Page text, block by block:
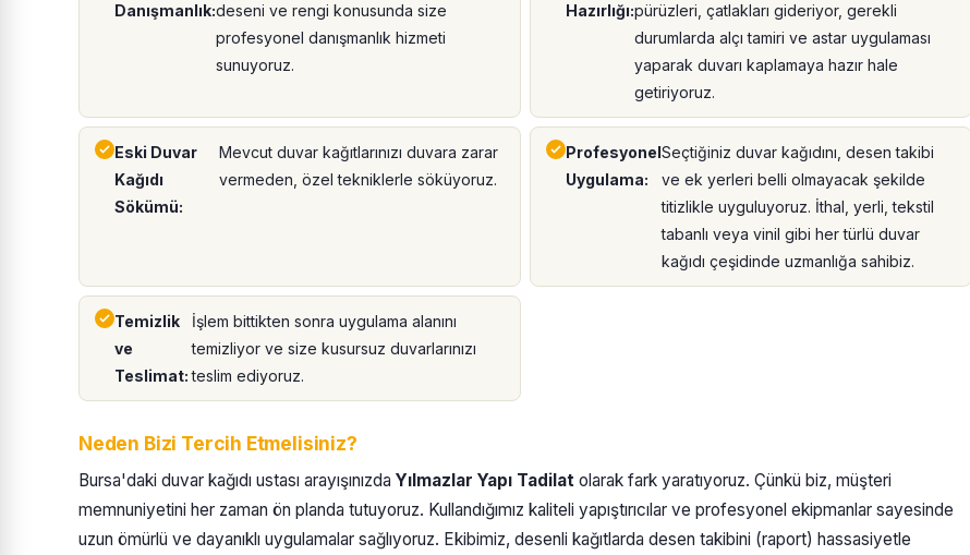
Danışmanlık:deseni ve rengi konusunda size
profesyonel danışmanlık hizmeti
sunuyoruz.
Hazırlığı:pürüzleri, çatlakları gideriyor, gerekli
durumlarda alçı tamiri ve astar uygulaması
yaparak duvarı kaplamaya hazır hale
getiriyoruz.
Eski Duvar
Kağıdı
Sökümü:
Mevcut duvar kağıtlarınızı duvara zarar
vermeden, özel tekniklerle söküyoruz.
Profesyonel
Uygulama:
Seçtiğiniz duvar kağıdını, desen takibi
ve ek yerleri belli olmayacak şekilde
titizlikle uyguluyoruz. İthal, yerli, tekstil
tabanlı veya vinil gibi her türlü duvar
kağıdı çeşidinde uzmanlığa sahibiz.
Temizlik
ve
Teslimat:
İşlem bittikten sonra uygulama alanını
temizliyor ve size kusursuz duvarlarınızı
teslim ediyoruz.
Neden Bizi Tercih Etmelisiniz?
Bursa'daki duvar kağıdı ustası arayışınızda Yılmazlar Yapı Tadilat olarak fark yaratıyoruz. Çünkü biz, müşteri
memnuniyetini her zaman ön planda tutuyoruz. Kullandığımız kaliteli yapıştırıcılar ve profesyonel ekipmanlar sayesinde
uzun ömürlü ve dayanıklı uygulamalar sağlıyoruz. Ekibimiz, desenli kağıtlarda desen takibini (raport) hassasiyetle